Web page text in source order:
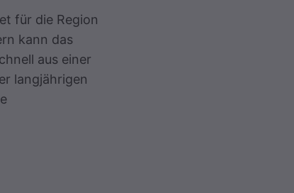
für die Region
kann das
aus einer
langjährigen